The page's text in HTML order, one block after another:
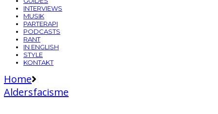
INTERVIEWS
MUSIK
PARTERAPI
PODCASTS
RANT
IN ENGLISH
STYLE
KONTAKT
Home
Aldersfacisme